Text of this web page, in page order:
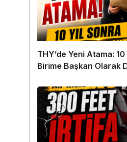
THY’de Yeni Atama: 10
Birime Başkan Olarak